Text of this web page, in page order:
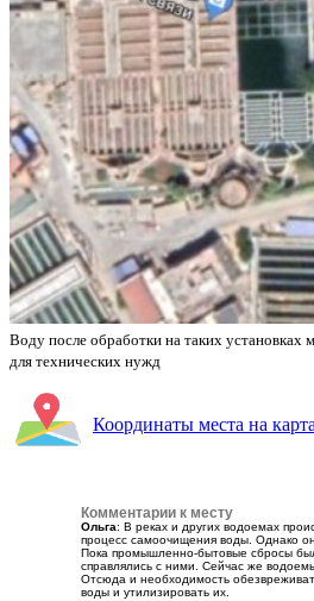
Воду после обработки на таких установках
для технических нужд
Координаты места на
Комментарии к месту
Ольга: В реках и других водоемах
процесс самоочищения воды. Однако
Пока промышленно-бытовые сбросы
справлялись с ними. Сейчас же
Отсюда и необходимость
воды и утилизировать их.